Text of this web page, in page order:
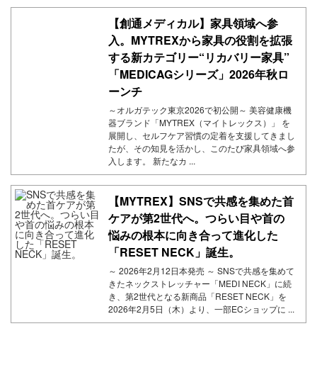
【創通メディカル】家具領域へ参
入。MYTREXから家具の役割を拡張
する新カテゴリー“リカバリー家具”
「MEDICAGシリーズ」2026年秋ロ
ーンチ
～オルガテック東京2026で初公開～ 美容健康機
器ブランド「MYTREX（マイトレックス）」 を
展開し、セルフケア習慣の定着を支援してきまし
たが、その知見を活かし、このたび家具領域へ参
入します。 新たなカ ...
【MYTREX】SNSで共感を集めた首
ケアが第2世代へ。つらい目や首の
悩みの根本に向き合って進化した
「RESET NECK」誕生。
～ 2026年2月12日本発売 ～ SNSで共感を集めて
きたネックストレッチャー「MEDI NECK」に続
き、第2世代となる新商品「RESET NECK」を
2026年2月5日（木）より、一部ECショップに ...